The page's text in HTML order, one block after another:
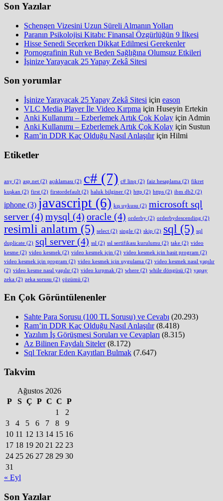
Son Yazılar
Schengen Vizesini Uzun Süreli Almanın Yolları
Paranın Psikolojisi Kitabı: Finansal Özgürlüğün 9 İlkesi
Hisse Senedi Seçerken Dikkat Edilmesi Gerekenler
Pornografinin Ruh ve Beden Sağlığına Olumsuz Etkileri
İşinize Yarayacak 25 Yapay Zekâ Sitesi
Son yorumlar
İşinize Yarayacak 25 Yapay Zekâ Sitesi için eason
VLC Media Player İle Video Kırpma için Huseyin Ertekin
Anki Kullanımı – Ezberlemek Artık Çok Kolay için Admin
Anki Kullanımı – Ezberlemek Artık Çok Kolay için Sustun
Ram’in DDR Kaç Olduğu Nasıl Anlaşılıriçin Hilmi
Etiketler
any (2) asp.net (2) açıklaması (2) c# (7) c# linq (2) faiz hesaplama (2) fikret
kuşkan (2) first (2) firstordefault (2) haluk bilginer (2) http (2) https (2) ibm db2 (2)
iphone (3) javascript (6) kış uykusu (2) microsoft sql
server (4) mysql (4) oracle (4) orderby (2) orderbydescending (2)
resimli anlatım (5) select (2) single (2) skip (2) sql (5) sql
duplicate (2) sql server (4) ssl (2) ssl sertifikası kurulumu (2) take (2) video
kesme (2) video kesmek (2) video kesmek için (2) video kesmek için basit program (2)
video kesmek için program (2) video kesmek için uygulama (2) video kesmek nasıl yapılır
(2) video kesme nasıl yapılır (2) video kırpmak (2) where (2) while döngüsü (2) yapay
zeka (2) zeka sorusu (2) çözümü (2)
En Çok Görüntülenenler
Sahte Para Sorusu (100 TL Sorusu) ve Cevabı (20.293)
Ram’in DDR Kaç Olduğu Nasıl Anlaşılır (8.418)
Yazılım İş Görüşmesi Soruları ve Cevapları (8.315)
Az Bilinen Faydalı Siteler (8.172)
Sql Tekrar Eden Kayıtları Bulmak (7.647)
Takvim
Ağustos 2026
P
S Ç P C C P
1
2
3
4 5 6 7 8
9
10 11 12 13 14 15 16
17 18 19 20 21 22 23
24 25 26 27 28 29 30
31
« Eyl
Son Yazılar